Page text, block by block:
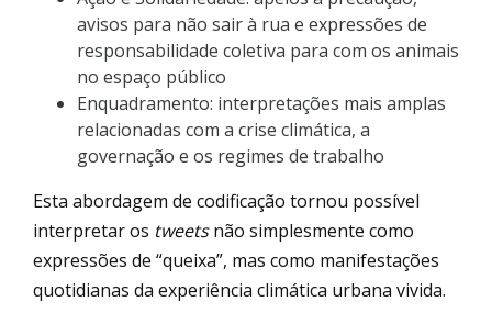
avisos para não sair à rua e expressões de
responsabilidade coletiva para com os animais
no espaço público
Enquadramento: interpretações mais amplas
relacionadas com a crise climática, a
governação e os regimes de trabalho
Esta abordagem de codificação tornou possível
interpretar os tweetsnão simplesmente como
expressões de “queixa”, mas como manifestações
quotidianas da experiência climática urbana vivida.